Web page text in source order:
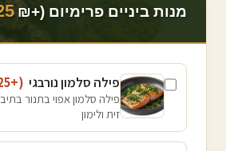
מנות ביניים פרימיום (+₪
פילה סלמון נורבגי (+₪
פילה סלמון אפוי בתנור
זית ולימון